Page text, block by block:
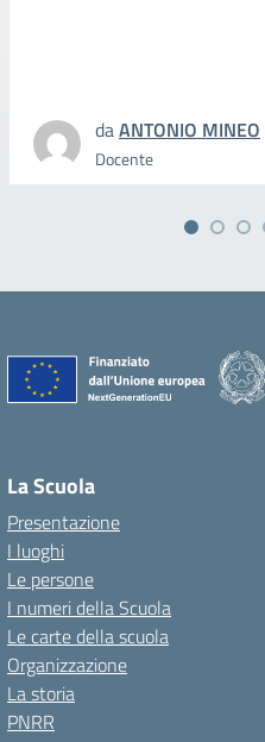
daANTONIO MINEO
Docente
La Scuola
Presentazione
I luoghi
Le persone
I numeri della Scuola
Le carte della scuola
Organizzazione
La storia
PNRR